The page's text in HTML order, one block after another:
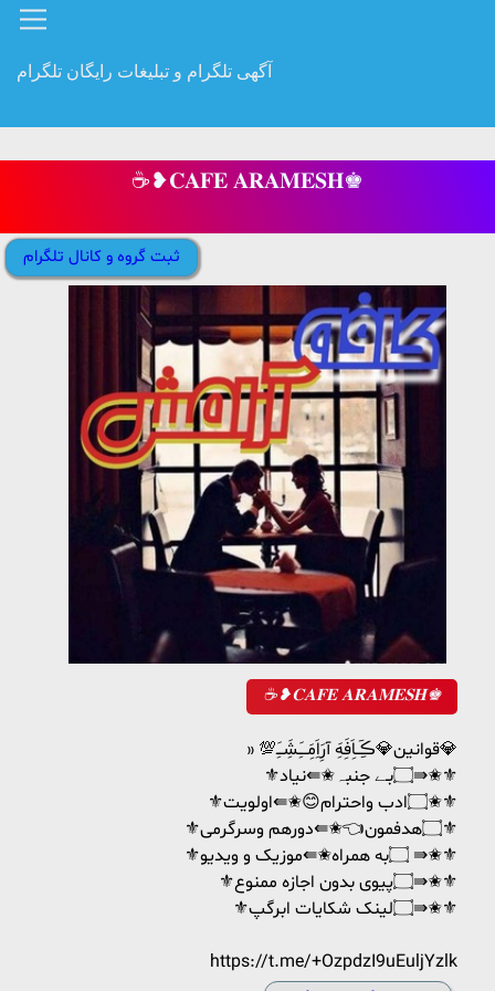
آگهی تلگرام و تبلیغات رایگان تلگرام
☕❥𝐂𝐀𝐅𝐄 𝐀𝐑𝐀𝐌𝐄𝐒𝐇♚
ثبت گروه و کانال تلگرام
☕❥𝐂𝐀𝐅𝐄 𝐀𝐑𝐀𝐌𝐄𝐒𝐇♚
» 💯قوانین💎ڪَِــاَِفَِهَِ آرَِاَِمَِــَِشَِـَِ💎
⚜️۝بـے جنبہ✬⇚نیاد⇛✬⚜️
⚜️۝ادب واحترام😊✬⇚اولویت✬⚜
⚜️۝هدفمون👈✬⇚دورهم وسرگرمی⚜
⚜️۝به همراه✬⇚موزیک و ویدیو ⇛✬⚜️
⚜️۝پیوی بدون اجازه ممنوع⇛✬⚜️
⚜️۝لینک شکایات ابرگپ⇛✬⚜️
https://t.me/+OzpdzI9uEuljYzlk